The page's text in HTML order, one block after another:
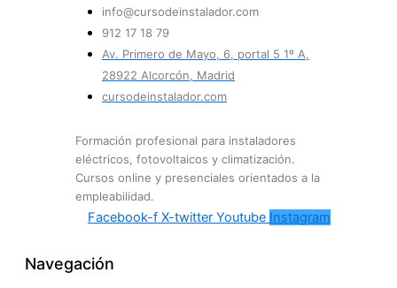
info@cursodeinstalador.com
912 17 18 79
Av. Primero de Mayo, 6, portal 5 1º A,
28922 Alcorcón, Madrid
cursodeinstalador.com
Formación profesional para instaladores
eléctricos, fotovoltaicos y climatización.
Cursos online y presenciales orientados a la
empleabilidad.
Facebook-f X-twitter Youtube Instagram
Navegación